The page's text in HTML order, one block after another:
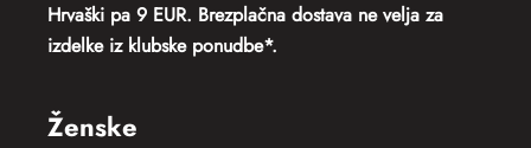
Hrvaški pa 9 EUR. Brezplačna dostava ne velja za
izdelke iz klubske ponudbe*.
Ženske